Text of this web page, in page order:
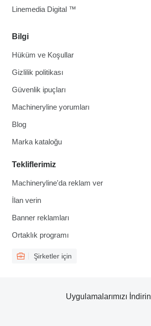
Bilgi
Hüküm ve Koşullar
Gizlilik politikası
Güvenlik ipuçları
Machineryline yorumları
Blog
Marka kataloğu
Tekliflerimiz
Machineryline'da reklam ver
İlan verin
Banner reklamları
Ortaklık programı
Şirketler için
Linemedia Digital ™
Uygulamalarımızı İndirin